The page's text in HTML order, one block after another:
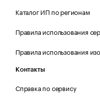
Каталог ИП по регионам
Правила использования
Правила использования
Контакты
Справка по сервису